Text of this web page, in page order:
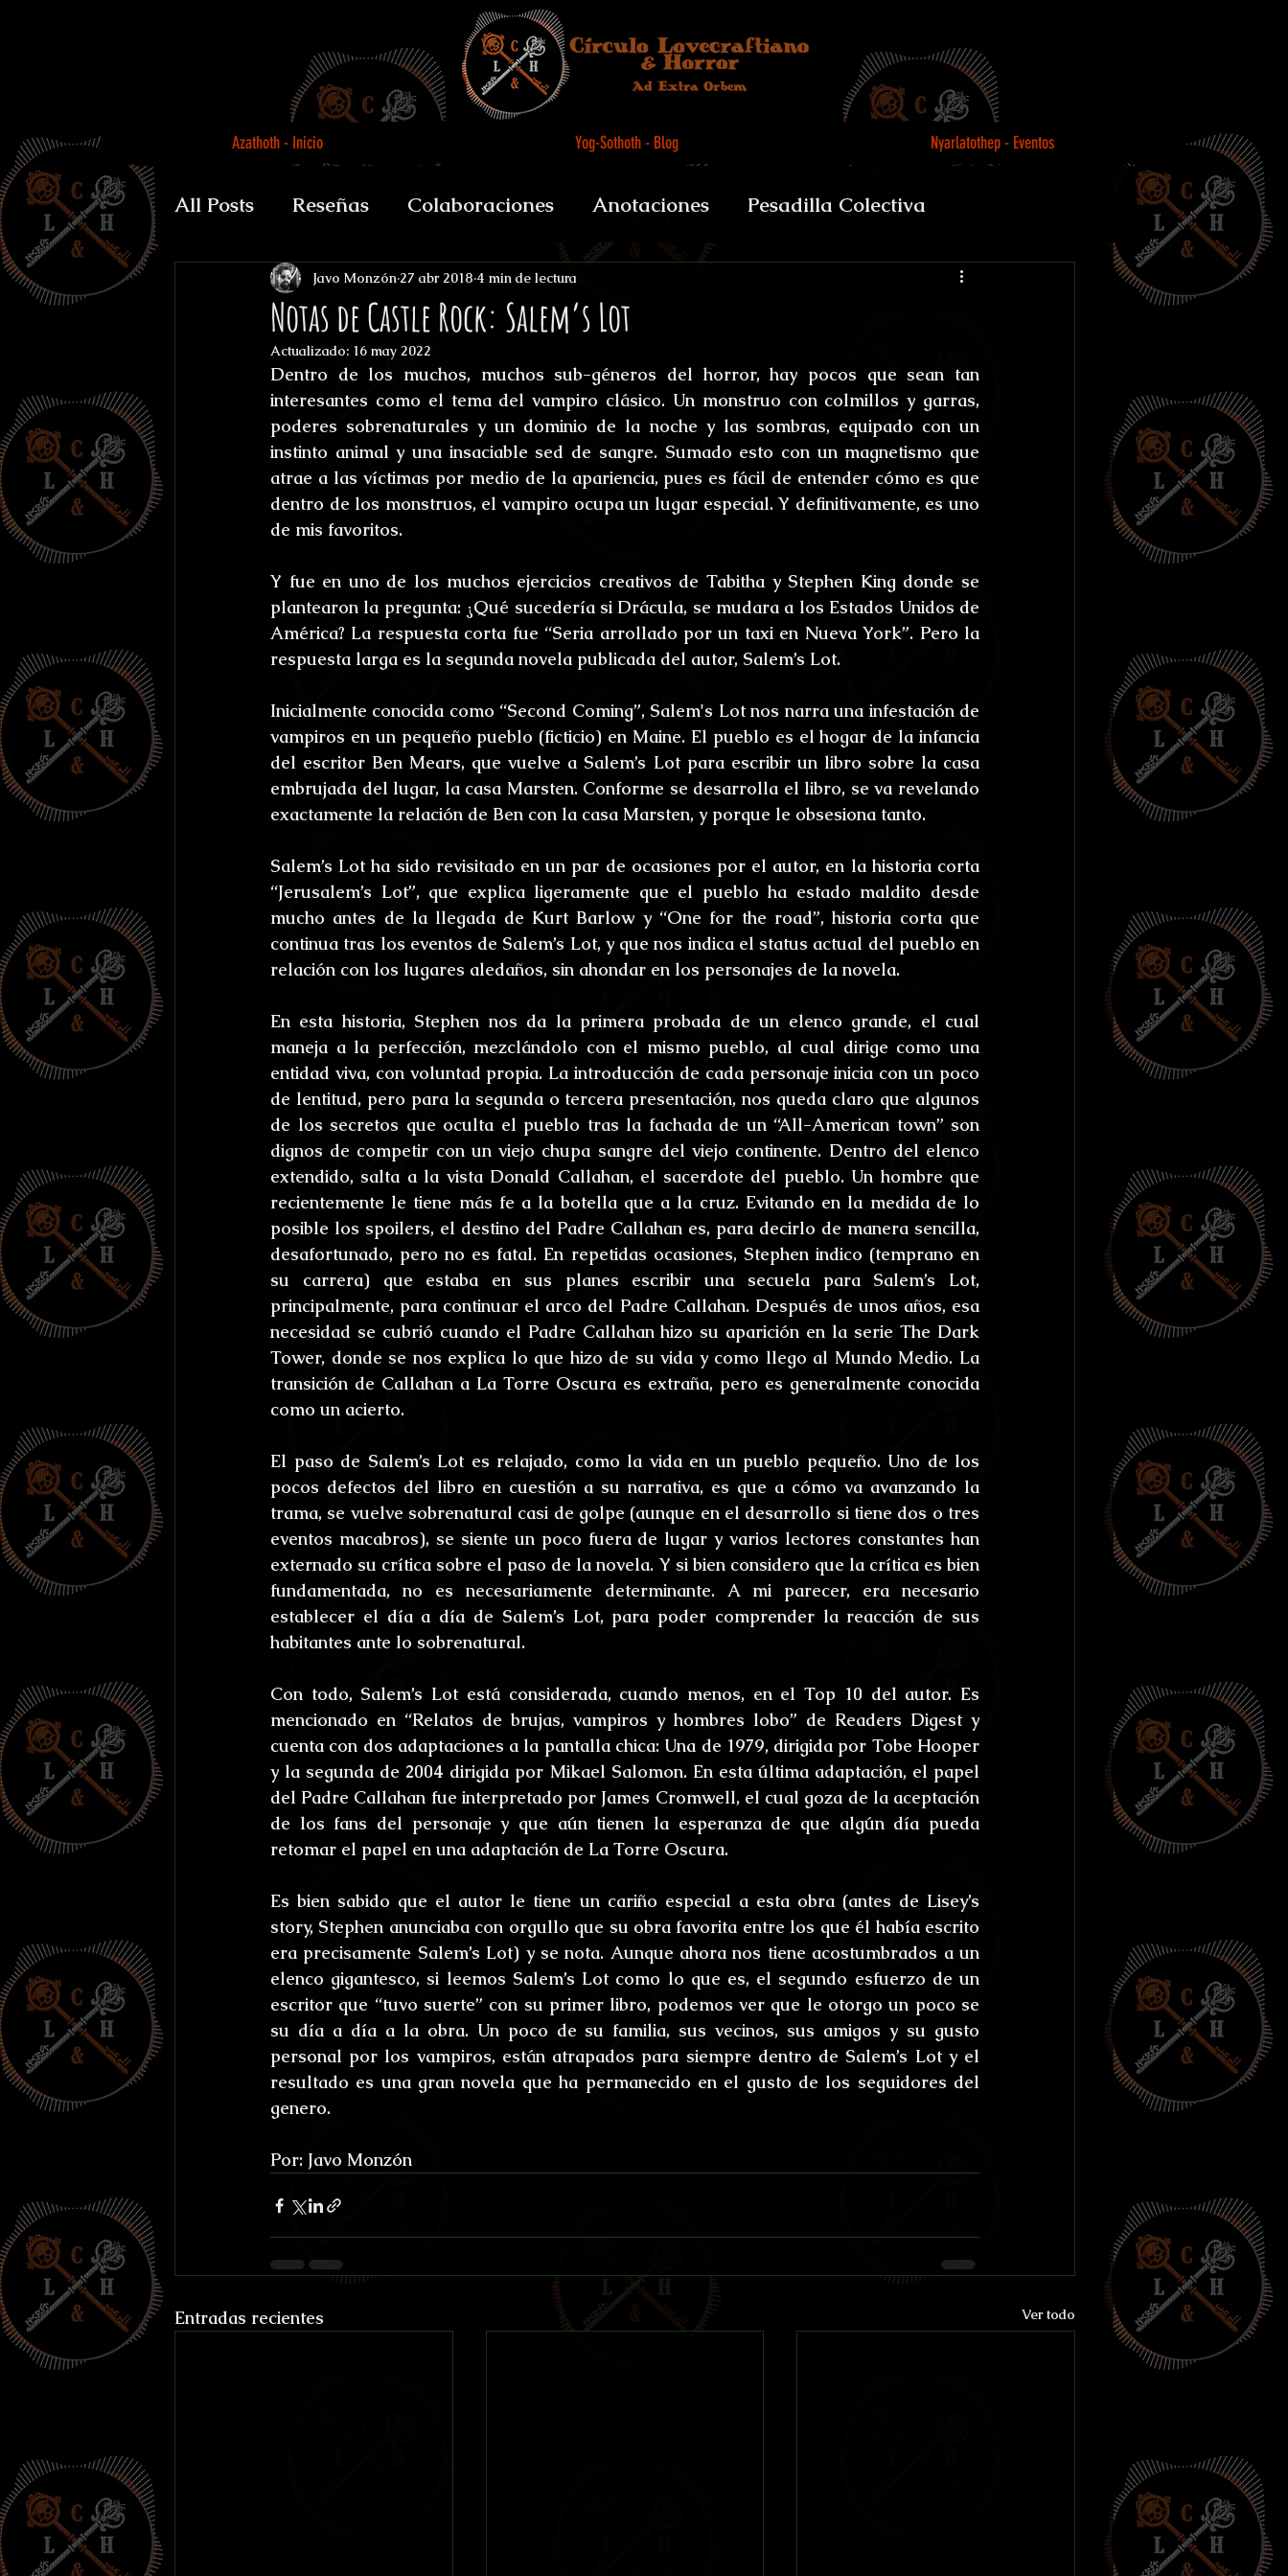
Azathoth - Inicio Yog-Sothoth - Blog Nyarlatothep - Eventos
All Posts Reseñas Colaboraciones Anotaciones Pesadilla Colectiva
Auguratricis, sirenibus et alii Biografías y datos
Gabinete de la Dra. Psychopomps
Efemérides y celebraciones Bestiario del Horror Los últimos días de Anthibitas
Reto Stefan Koidl Umbrarum hic locus est Ensayos
L'horreur En Haute Couture Relatos Relatos Ganadores Horresco Referens
Susurros Innombrables
Notas de Castle Rock: Salem’s Lot
Javo Monzón 27 abr 2018 4 min de lectura
Actualizado: 16 may 2022
Dentro de los muchos, muchos sub-géneros del horror, hay pocos que sean tan
interesantes como el tema del vampiro clásico. Un monstruo con colmillos y garras,
poderes sobrenaturales y un dominio de la noche y las sombras, equipado con un
instinto animal y una insaciable sed de sangre. Sumado esto con un magnetismo que
atrae a las víctimas por medio de la apariencia, pues es fácil de entender cómo es que
dentro de los monstruos, el vampiro ocupa un lugar especial. Y definitivamente, es uno
de mis favoritos.
Y fue en uno de los muchos ejercicios creativos de Tabitha y Stephen King donde se
plantearon la pregunta: ¿Qué sucedería si Drácula, se mudara a los Estados Unidos de
América? La respuesta corta fue “Seria arrollado por un taxi en Nueva York”. Pero la
respuesta larga es la segunda novela publicada del autor, Salem’s Lot.
Inicialmente conocida como “Second Coming”, Salem's Lot nos narra una infestación de
vampiros en un pequeño pueblo (ficticio) en Maine. El pueblo es el hogar de la infancia
del escritor Ben Mears, que vuelve a Salem’s Lot para escribir un libro sobre la casa
embrujada del lugar, la casa Marsten. Conforme se desarrolla el libro, se va revelando
exactamente la relación de Ben con la casa Marsten, y porque le obsesiona tanto.
Salem’s Lot ha sido revisitado en un par de ocasiones por el autor, en la historia corta
“Jerusalem’s Lot”, que explica ligeramente que el pueblo ha estado maldito desde
mucho antes de la llegada de Kurt Barlow y “One for the road”, historia corta que
continua tras los eventos de Salem’s Lot, y que nos indica el status actual del pueblo en
relación con los lugares aledaños, sin ahondar en los personajes de la novela.
En esta historia, Stephen nos da la primera probada de un elenco grande, el cual
maneja a la perfección, mezclándolo con el mismo pueblo, al cual dirige como una
entidad viva, con voluntad propia. La introducción de cada personaje inicia con un poco
de lentitud, pero para la segunda o tercera presentación, nos queda claro que algunos
de los secretos que oculta el pueblo tras la fachada de un “All-American town” son
dignos de competir con un viejo chupa sangre del viejo continente. Dentro del elenco
extendido, salta a la vista Donald Callahan, el sacerdote del pueblo. Un hombre que
recientemente le tiene más fe a la botella que a la cruz. Evitando en la medida de lo
posible los spoilers, el destino del Padre Callahan es, para decirlo de manera sencilla,
desafortunado, pero no es fatal. En repetidas ocasiones, Stephen indico (temprano en
su carrera) que estaba en sus planes escribir una secuela para Salem’s Lot,
principalmente, para continuar el arco del Padre Callahan. Después de unos años, esa
necesidad se cubrió cuando el Padre Callahan hizo su aparición en la serie The Dark
Tower, donde se nos explica lo que hizo de su vida y como llego al Mundo Medio. La
transición de Callahan a La Torre Oscura es extraña, pero es generalmente conocida
como un acierto.
El paso de Salem’s Lot es relajado, como la vida en un pueblo pequeño. Uno de los
pocos defectos del libro en cuestión a su narrativa, es que a cómo va avanzando la
trama, se vuelve sobrenatural casi de golpe (aunque en el desarrollo si tiene dos o tres
eventos macabros), se siente un poco fuera de lugar y varios lectores constantes han
externado su crítica sobre el paso de la novela. Y si bien considero que la crítica es bien
fundamentada, no es necesariamente determinante. A mi parecer, era necesario
establecer el día a día de Salem’s Lot, para poder comprender la reacción de sus
habitantes ante lo sobrenatural.
Con todo, Salem’s Lot está considerada, cuando menos, en el Top 10 del autor. Es
mencionado en “Relatos de brujas, vampiros y hombres lobo” de Readers Digest y
cuenta con dos adaptaciones a la pantalla chica: Una de 1979, dirigida por Tobe Hooper
y la segunda de 2004 dirigida por Mikael Salomon. En esta última adaptación, el papel
del Padre Callahan fue interpretado por James Cromwell, el cual goza de la aceptación
de los fans del personaje y que aún tienen la esperanza de que algún día pueda
retomar el papel en una adaptación de La Torre Oscura.
Es bien sabido que el autor le tiene un cariño especial a esta obra (antes de Lisey’s
story, Stephen anunciaba con orgullo que su obra favorita entre los que él había escrito
era precisamente Salem’s Lot) y se nota. Aunque ahora nos tiene acostumbrados a un
elenco gigantesco, si leemos Salem’s Lot como lo que es, el segundo esfuerzo de un
escritor que “tuvo suerte” con su primer libro, podemos ver que le otorgo un poco se
su día a día a la obra. Un poco de su familia, sus vecinos, sus amigos y su gusto
personal por los vampiros, están atrapados para siempre dentro de Salem’s Lot y el
resultado es una gran novela que ha permanecido en el gusto de los seguidores del
genero.
Por: Javo Monzón
Entradas recientes Ver todo